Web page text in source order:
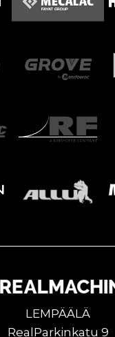
LEMPÄÄLÄ
RealParkinkatu 9